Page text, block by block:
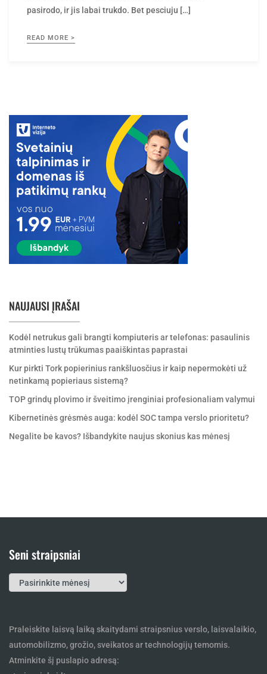
pasirodo, ir jis labai trukdo. Bet pesciuju […]
READ MORE >
NAUJAUSI ĮRAŠAI
Kodėl netrukus gali brangti kompiuteris ar telefonas: pasaulinis
atminties lustų trūkumas paaiškintas paprastai
Kur pirkti Tork popierinius rankšluosčius ir kaip nepermokėti už
netinkamą popieriaus sistemą?
TOP grindų plovimo ir šveitimo įrenginiai profesionaliam valymui
Kibernetinės grėsmės auga: kodėl SOC tampa verslo prioritetu?
Negalite be kavos? Išbandykite naujus skonius kas mėnesį
Seni straipsniai
Seni
straipsniai
Praleiskite laisvą laiką skaitydami straipsnius verslo, laisvalaikio,
automobilizmo, grožio, sveikatos ar technologijų temomis.
Atminkite šį puslapio adresą: